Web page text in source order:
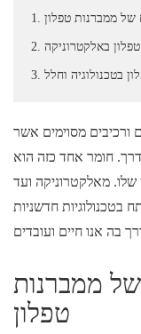
של ממברנות טפלון
טפלון באלקטרוניקה
בטכנולוגיה וחלל
ורכיבים מסוימים אשר
חומר אחד כזה הוא
שלו. מאלקטרוניקה ועד
בטכנולוגיות חדשניות
ממברנות
טפלון